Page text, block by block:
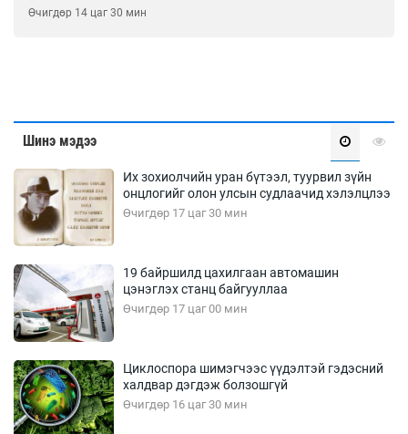
Өчигдөр 14 цаг 30 мин
Шинэ мэдээ
Их зохиолчийн уран бүтээл, туурвил зүйн
онцлогийг олон улсын судлаачид хэлэлцлээ
Өчигдөр 17 цаг 30 мин
19 байршилд цахилгаан автомашин
цэнэглэх станц байгууллаа
Өчигдөр 17 цаг 00 мин
Циклоспора шимэгчээс үүдэлтэй гэдэсний
халдвар дэгдэж болзошгүй
Өчигдөр 16 цаг 30 мин